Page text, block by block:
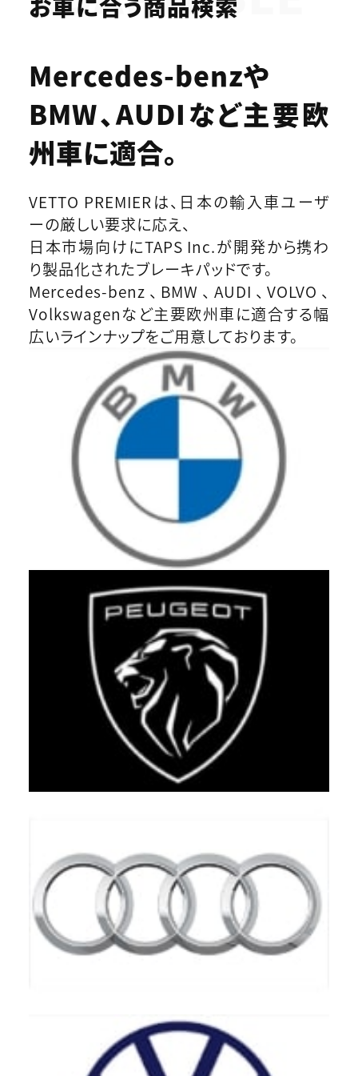
Mercedes-benzや
BMW、AUDIなど主要欧
州車に適合。
VETTO PREMIERは、日本の輸入車ユーザ
ーの厳しい要求に応え、
日本市場向けにTAPS Inc.が開発から携わ
り製品化されたブレーキパッドです。
Mercedes-benz、BMW、AUDI、VOLVO、
Volkswagenなど主要欧州車に適合する幅
広いラインナップをご用意しております。